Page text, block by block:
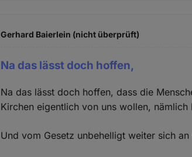
Gerhard Baierlein (nicht überprüft)
Na das lässt doch hoffen,
Na das lässt doch hoffen, dass die
Kirchen eigentlich von uns wollen,
Und vom Gesetz unbehelligt weiter sich